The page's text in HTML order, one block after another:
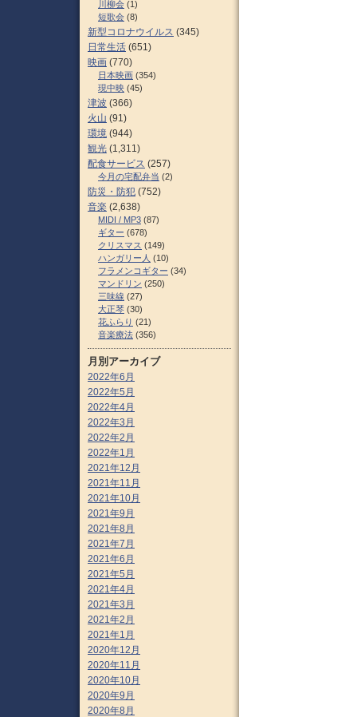
川柳会 (1)
短歌会 (8)
新型コロナウイルス (345)
日常生活 (651)
映画 (770)
日本映画 (354)
現中映 (45)
津波 (366)
火山 (91)
環境 (944)
観光 (1,311)
配食サービス (257)
今月の宅配弁当 (2)
防災・防犯 (752)
音楽 (2,638)
MIDI / MP3 (87)
ギター (678)
クリスマス (149)
ハンガリー人 (10)
フラメンコギター (34)
マンドリン (250)
三味線 (27)
大正琴 (30)
花ふらり (21)
音楽療法 (356)
月別アーカイブ
2022年6月
2022年5月
2022年4月
2022年3月
2022年2月
2022年1月
2021年12月
2021年11月
2021年10月
2021年9月
2021年8月
2021年7月
2021年6月
2021年5月
2021年4月
2021年3月
2021年2月
2021年1月
2020年12月
2020年11月
2020年10月
2020年9月
2020年8月